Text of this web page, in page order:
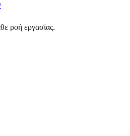
ροή εργασίας.